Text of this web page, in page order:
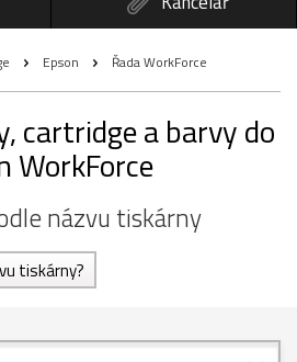
Epson Řada WorkForce
cartridge a barvy do
WorkForce
názvu tiskárny
tiskárny?